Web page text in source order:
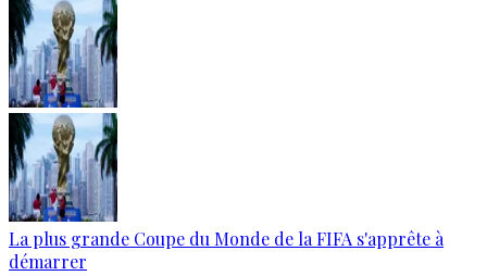
La plus grande Coupe du Monde de la FIFA s'apprête à
démarrer